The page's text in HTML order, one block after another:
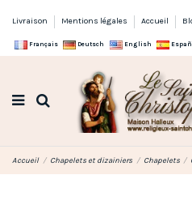
Livraison Mentions légales Accueil
Français Deutsch English
Accueil Chapelets et dizainiers Chapelets